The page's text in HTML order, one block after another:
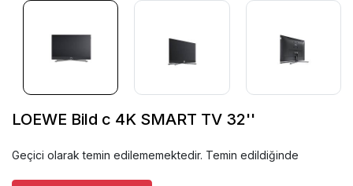
LOEWE Bild c 4K SMART TV 32''
Geçici olarak temin edilememektedir. Temin edildiğinde